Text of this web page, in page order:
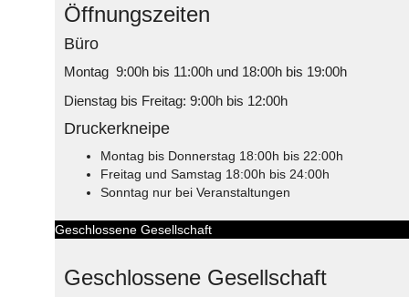
Öffnungszeiten
Büro
Montag 9:00h bis 11:00h und 18:00h bis 19:00h
Dienstag bis Freitag: 9:00h bis 12:00h
Druckerkneipe
Montag bis Donnerstag 18:00h bis 22:00h
Freitag und Samstag 18:00h bis 24:00h
Sonntag nur bei Veranstaltungen
Geschlossene Gesellschaft
Geschlossene Gesellschaft